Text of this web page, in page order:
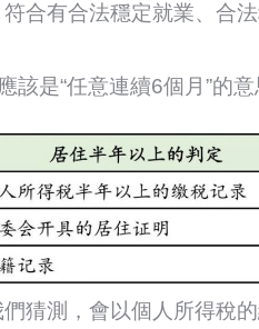
合有合法穩定就業、合
該是“任意連續6個月”
猜測，會以個人所得稅